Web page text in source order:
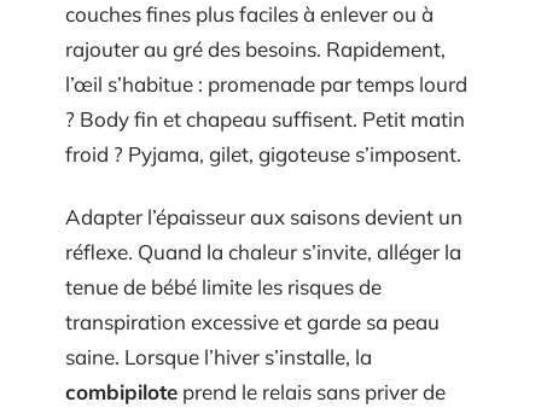
couches fines plus faciles à enlever ou à
rajouter au gré des besoins. Rapidement,
l’œil s’habitue : promenade par temps lourd
? Body fin et chapeau suffisent. Petit matin
froid ? Pyjama, gilet, gigoteuse s’imposent.
Adapter l’épaisseur aux saisons devient un
réflexe. Quand la chaleur s’invite, alléger la
tenue de bébé limite les risques de
transpiration excessive et garde sa peau
saine. Lorsque l’hiver s’installe, la
combipilote prend le relais sans priver de